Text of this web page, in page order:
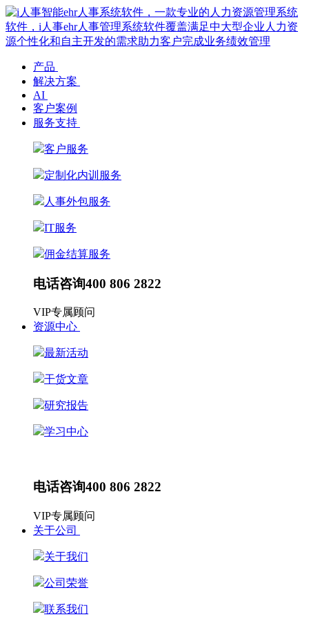
产品
解决方案
AI
客户案例
服务支持
客户服务
定制化内训服务
人事外包服务
IT服务
佣金结算服务
电话咨询400 806 2822
VIP专属顾问
资源中心
最新活动
干货文章
研究报告
学习中心
电话咨询400 806 2822
VIP专属顾问
关于公司
关于我们
公司荣誉
联系我们